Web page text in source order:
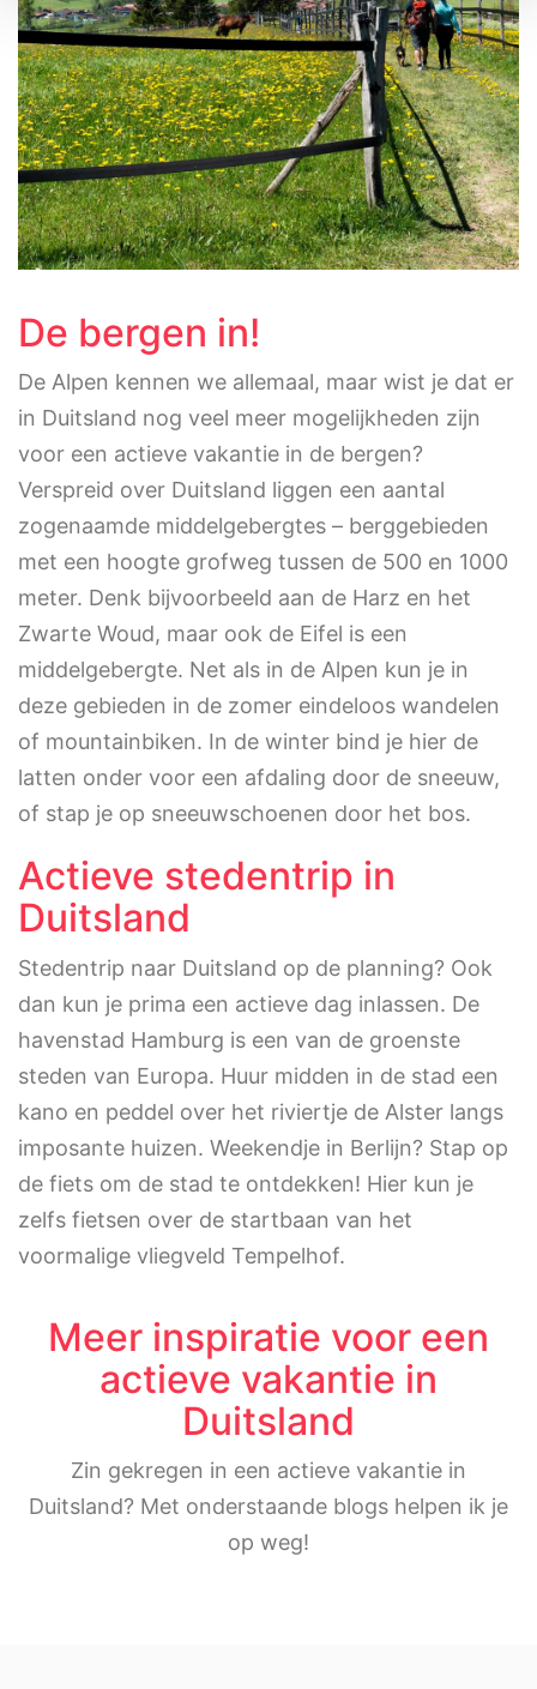
De bergen in!
De Alpen kennen we allemaal, maar wist je dat er
in Duitsland nog veel meer mogelijkheden zijn
voor een actieve vakantie in de bergen?
Verspreid over Duitsland liggen een aantal
zogenaamde middelgebergtes – berggebieden
met een hoogte grofweg tussen de 500 en 1000
meter. Denk bijvoorbeeld aan de Harz en het
Zwarte Woud, maar ook de Eifel is een
middelgebergte. Net als in de Alpen kun je in
deze gebieden in de zomer eindeloos wandelen
of mountainbiken. In de winter bind je hier de
latten onder voor een afdaling door de sneeuw,
of stap je op sneeuwschoenen door het bos.
Actieve stedentrip in
Duitsland
Stedentrip naar Duitsland op de planning? Ook
dan kun je prima een actieve dag inlassen. De
havenstad Hamburg is een van de groenste
steden van Europa. Huur midden in de stad een
kano en peddel over het riviertje de Alster langs
imposante huizen. Weekendje in Berlijn? Stap op
de fiets om de stad te ontdekken! Hier kun je
zelfs fietsen over de startbaan van het
voormalige vliegveld Tempelhof.
Meer inspiratie voor een
actieve vakantie in
Duitsland
Zin gekregen in een actieve vakantie in
Duitsland? Met onderstaande blogs helpen ik je
op weg!